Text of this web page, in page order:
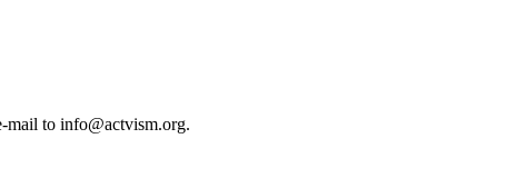
mail to info@actvism.org.